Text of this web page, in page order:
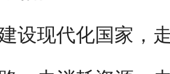
设现代化国家，